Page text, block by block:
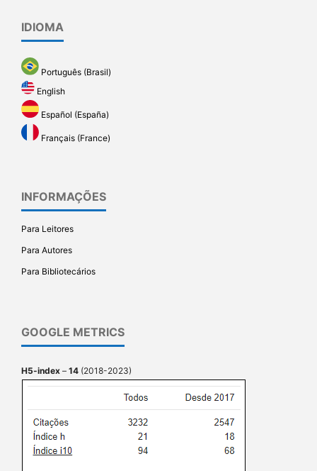
IDIOMA
Português (Brasil)
English
Español (España)
Français (France)
INFORMAÇÕES
Para Leitores
Para Autores
Para Bibliotecários
GOOGLE METRICS
H5-index – 14 (2018-2023)